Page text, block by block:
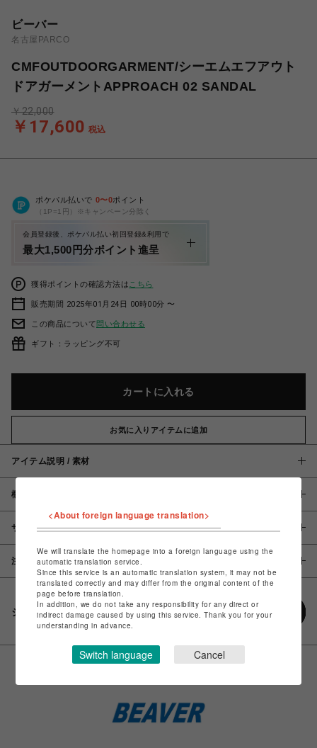
ビーバー
名古屋PARCO
CMFOUTDOORGARMENT/シーエムエフアウト
ドアガーメントAPPROACH 02 SANDAL
￥17,600 税込
￥22,000
ポケパル払いで 0〜0ポイント
（1P=1円）※キャンペーン分除く
会員登録後、ポケパル払い初回登録&利用で
最大1,500円分ポイント進呈
獲得ポイントの確認方法は こちら
販売期間 2025年01月24日 00時00分 〜
この商品について問い合わせる
ギフト：ラッピング不可
カートに入れる
お気に入りアイテムに追加
アイテム説明 / 素材
概要
サイズ
注意事項
シェアする
<About foreign language translation>
We will translate the homepage into a foreign language using the
automatic translation service.
Since this service is an automatic translation system, it may not be
translated correctly and may differ from the original content of the
page before translation.
In addition, we do not take any responsibility for any direct or
indirect damage caused by using this service. Thank you for your
understanding in advance.
Switch language Cancel